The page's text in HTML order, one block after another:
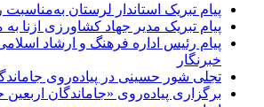
پیام تبریک استاندار لرستان به‌مناسبت
پیام تبریک مدیر جهاد کشاورزی ازنا
پیام رئیس اداره فرهنگ و ارشاد
خبرنگار
تجلی شور حسینی در پیاده‌روی
برگزاری پیاده‌روی «جاماندگان